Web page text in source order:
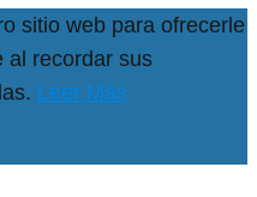
sitio web para ofrecerle
al recordar sus
Leer Más